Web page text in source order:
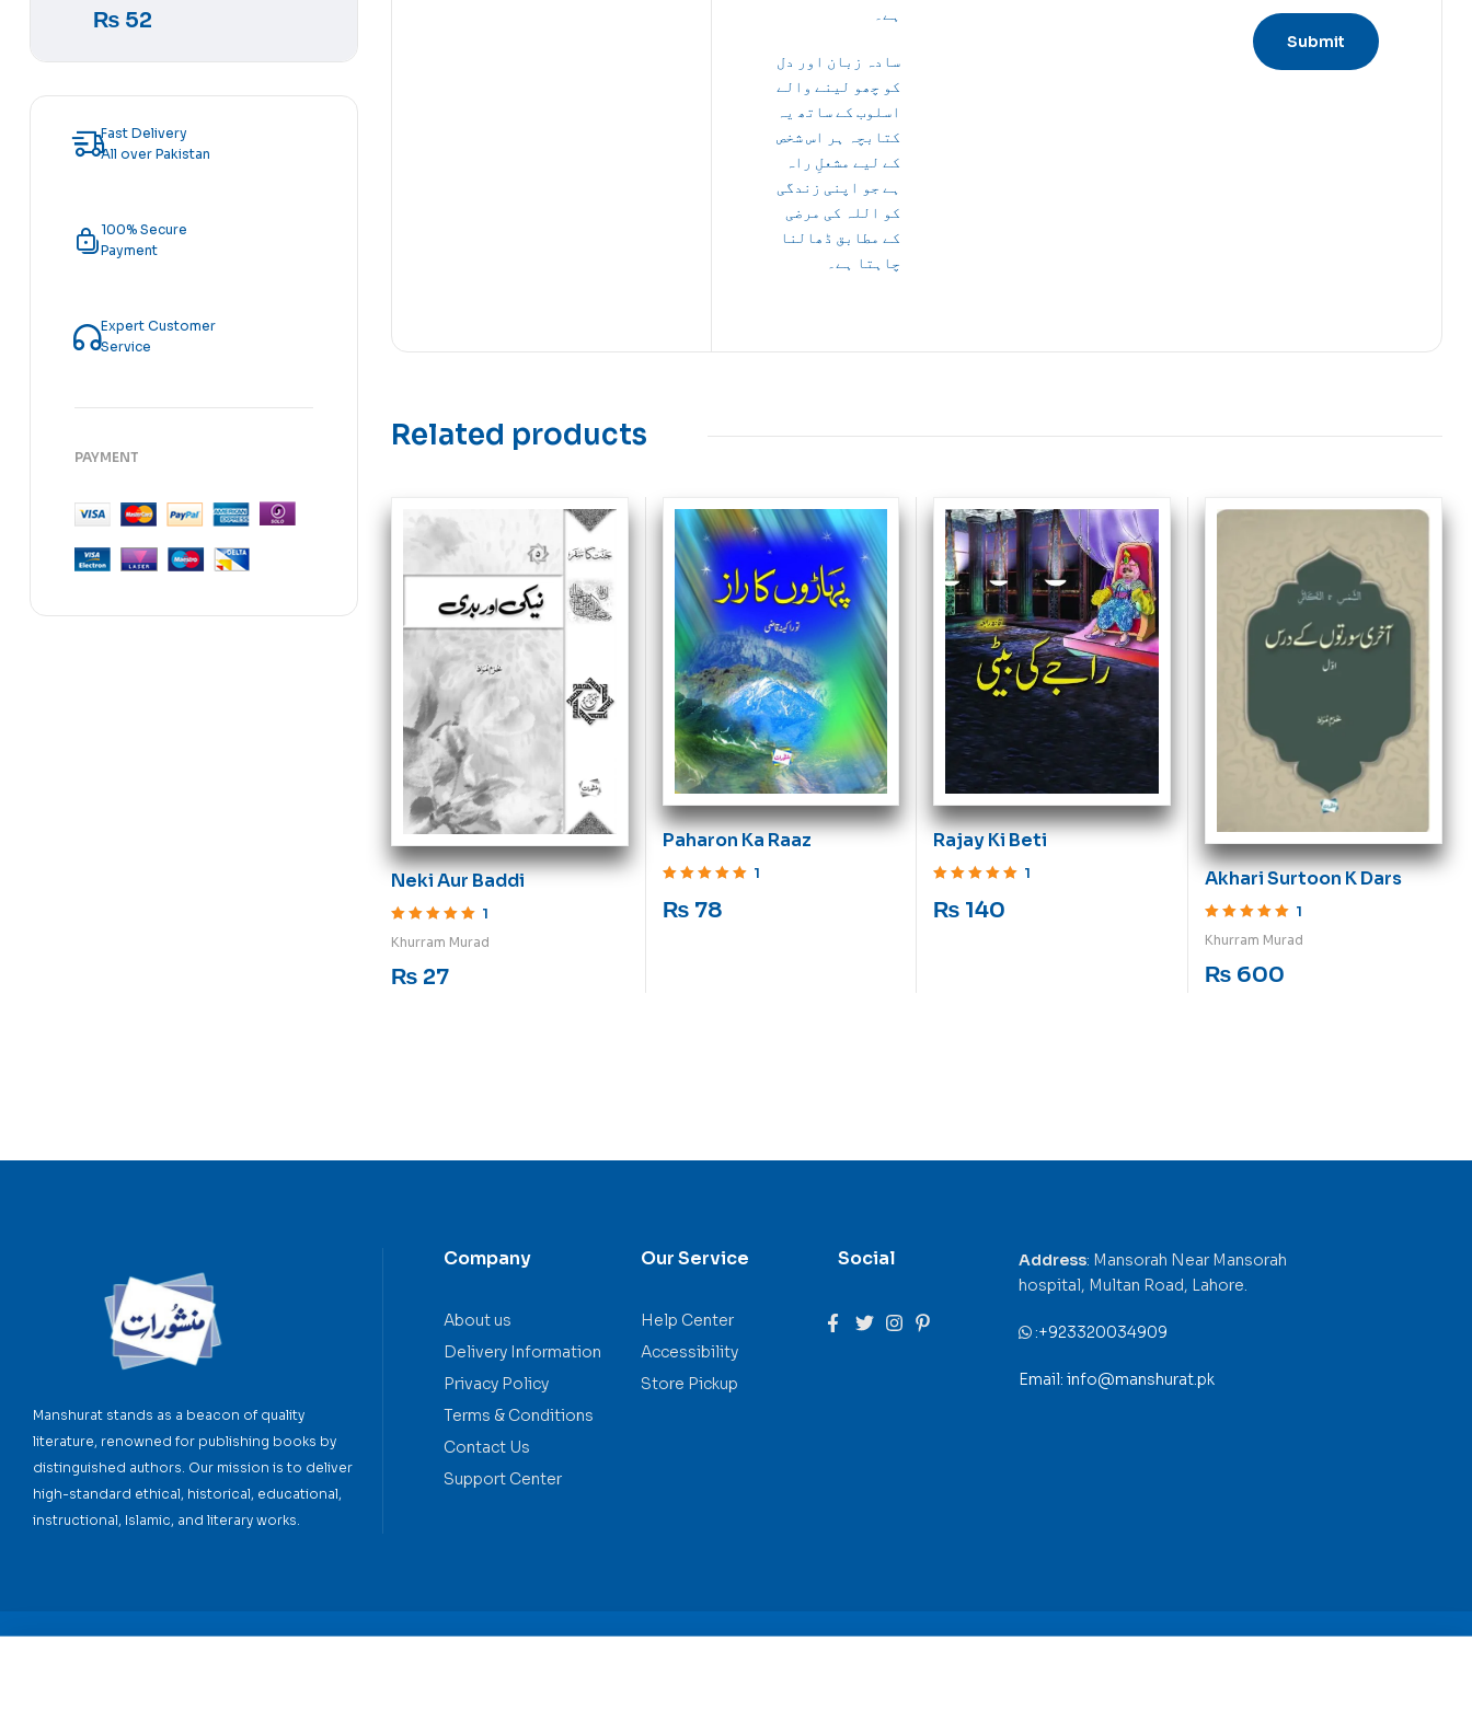
ہے۔
سادہ زبان اور دل
کو چھو لینے والے
اسلوب کے ساتھ یہ
کتابچہ ہر اس شخص
کے لیے مشعلِ راہ
ہے جو اپنی زندگی
کو اللہ کی مرضی
کے مطابق ڈھالنا
چاہتا ہے۔
Related products
Neki Aur Baddi
1
Khurram Murad
₨ 27
Paharon Ka Raaz
1
₨ 78
Rajay Ki Beti
1
₨ 140
Akhari Surtoon K Dars
1
Khurram Murad
₨ 600
₨ 52
Fast Delivery
All over Pakistan
100% Secure
Payment
Expert Customer
Service
PAYMENT
Manshurat stands as a beacon of quality
literature, renowned for publishing books by
distinguished authors. Our mission is to deliver
high-standard ethical, historical, educational,
instructional, Islamic, and literary works.
Company
About us
Delivery Information
Privacy Policy
Terms & Conditions
Contact Us
Support Center
Our Service
Help Center
Accessibility
Store Pickup
Social Address: Mansorah Near Mansorah
hospital, Multan Road, Lahore.
:+923320034909
Email: info@manshurat.pk